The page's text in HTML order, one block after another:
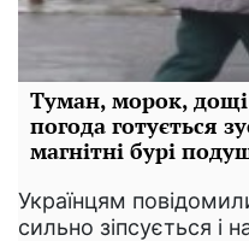
Туман, морок,
погода готується
магнітні бурі
Українцям
сильно зіпсується і